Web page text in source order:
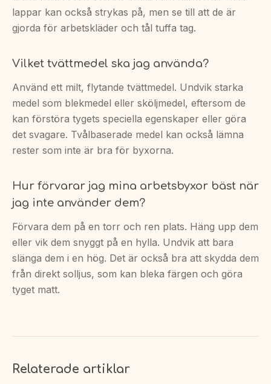
lappar kan också strykas på, men se till att de är
gjorda för arbetskläder och tål tuffa tag.
Vilket tvättmedel ska jag använda?
Använd ett milt, flytande tvättmedel. Undvik starka
medel som blekmedel eller sköljmedel, eftersom de
kan förstöra tygets speciella egenskaper eller göra
det svagare. Tvålbaserade medel kan också lämna
rester som inte är bra för byxorna.
Hur förvarar jag mina arbetsbyxor bäst när
jag inte använder dem?
Förvara dem på en torr och ren plats. Häng upp dem
eller vik dem snyggt på en hylla. Undvik att bara
slänga dem i en hög. Det är också bra att skydda dem
från direkt solljus, som kan bleka färgen och göra
tyget matt.
Relaterade artiklar